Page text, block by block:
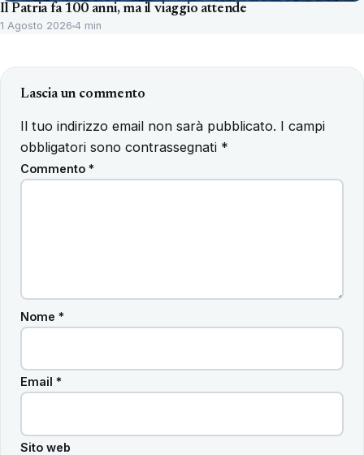
Il Patria fa 100 anni, ma il viaggio attende
1 Agosto 2026 4 min
Lascia un commento
Il tuo indirizzo email non sarà pubblicato. I campi
obbligatori sono contrassegnati *
Commento *
Nome *
Email *
Sito web